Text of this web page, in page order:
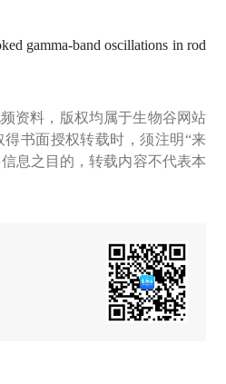
gamma-band oscillations in rod
资料，版权均属于生物谷网站
书面授权转载时，须注明“来
息之目的，转载内容不代表本